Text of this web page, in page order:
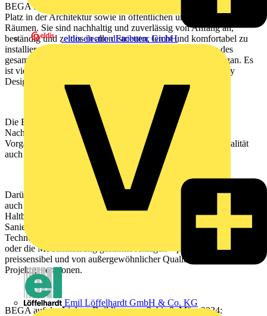
eldis electro distributor GmbH
Emil Löffelhardt GmbH & Co. KG
BEGA Produkte finden und behalten über viele Jahrzehnte ihren
Platz in der Architektur sowie in öffentlichen und halböffentlichen
Räumen. Sie sind nachhaltig und zuverlässig von Anfang an,
beständig und zeitlos in allen Facetten, leicht und komfortabel zu
installieren. Die durchgehend moderne Gestalt und Form des
gesamten Portfolios ist kein dem Zeitgeist geschuldeter Slogan. Es
ist vielmehr seit jeher der Kern des Denkens – Sustainable by
Design.
Die Beständigkeit der Produkte steht im Zentrum aller
Nachhaltigkeitsbetrachtungen. Daher übertreffen die BEGA
Vorgaben an Lichttechnik, Verarbeitungs- und Gebrauchsqualität
auch die Marktstandards.
Darüber hinaus gilt: Nahezu alle Komponenten sind austauschbar,
auch die Lichtquellen. Das verlängert die außergewöhnliche
Haltbarkeit konsequent für ein langes, zweites Leben. Das
Sanierungsprogramm ermöglicht neben dem Austausch der
Technologien vor Ort auch die Aufarbeitung bewährter Produkte
oder die Modernisierung gesamter Anlagen – passgenau, flexibel,
preissensibel und von außergewöhnlicher Qualität für die nächsten
Projektgenerationen.
BEGA auf der Light + Building vom 3. bis 8. März 2024: